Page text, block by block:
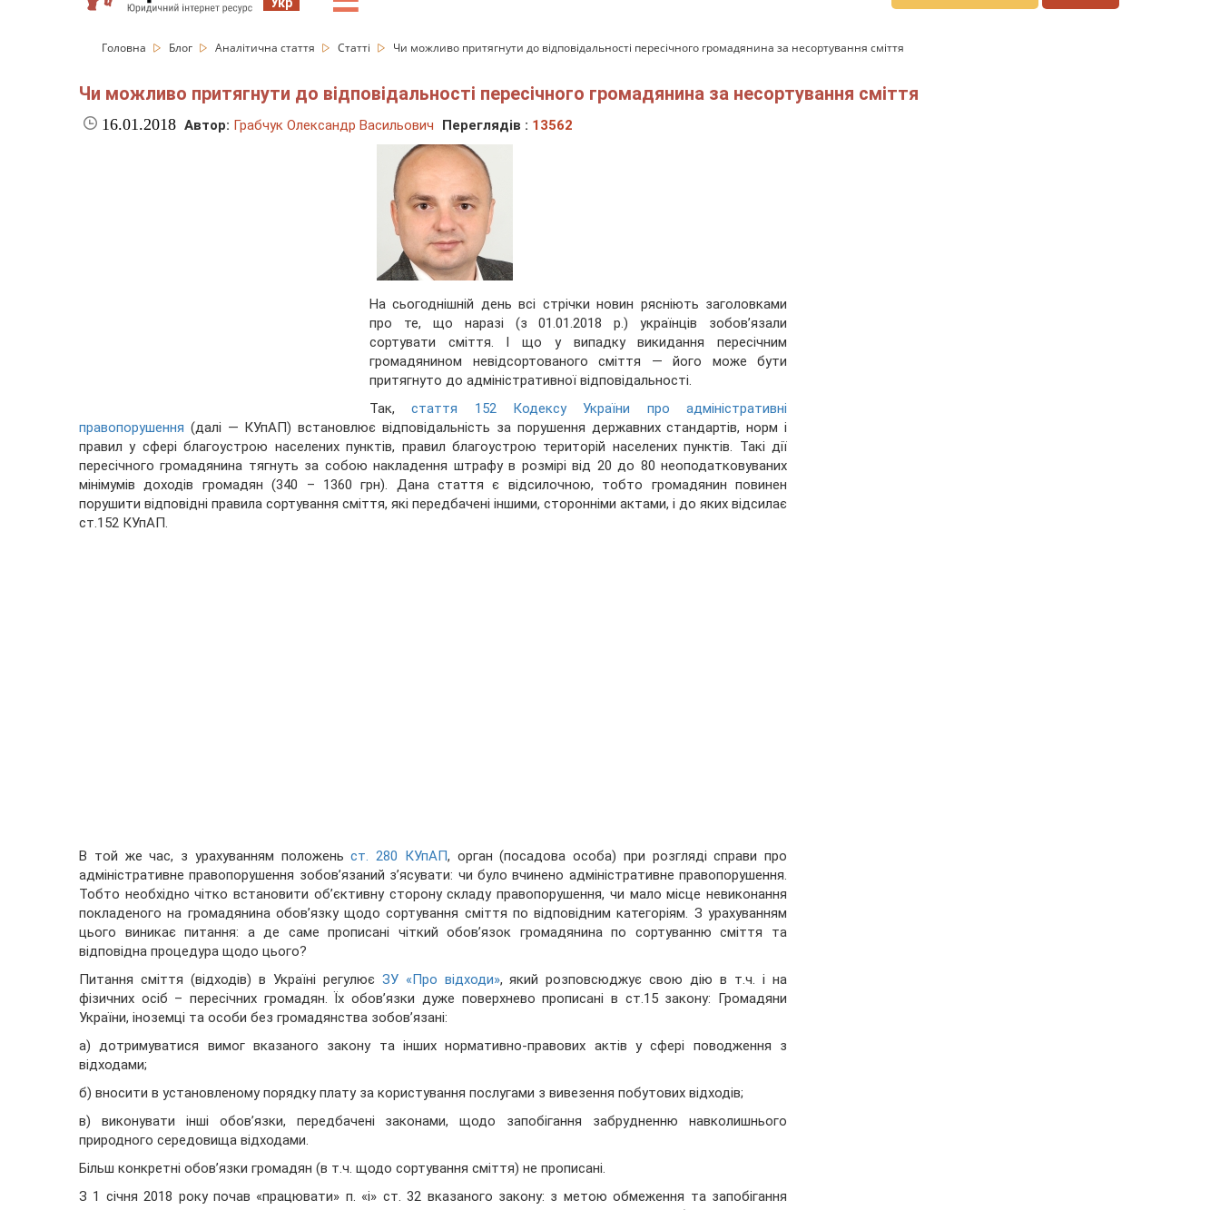
Головна Блог Аналітична стаття Статті Чи можливо притягнути до відповідальності пересічного громадянина за несортування сміття
Чи можливо притягнути до відповідальності пересічного громадянина за несортування сміття
16.01.2018 Автор: Грабчук Олександр Васильович Переглядів : 13562
На сьогоднішній день всі стрічки новин рясніють заголовками
про те, що наразі (з 01.01.2018 р.) українців зобов’язали
сортувати сміття. І що у випадку викидання пересічним
громадянином невідсортованого сміття — його може бути
притягнуто до адміністративної відповідальності.
Так,стаття 152 Кодексу України про адміністративні
правопорушення (далі — КУпАП) встановлює відповідальність за порушення державних стандартів, норм і
правил у сфері благоустрою населених пунктів, правил благоустрою територій населених пунктів. Такі дії
пересічного громадянина тягнуть за собою накладення штрафу в розмірі від 20 до 80 неоподатковуваних
мінімумів доходів громадян (340 – 1360 грн). Дана стаття є відсилочною, тобто громадянин повинен
порушити відповідні правила сортування сміття, які передбачені іншими, сторонніми актами, і до яких відсилає
ст.152 КУпАП.
В той же час, з урахуванням положеньст. 280 КУпАП, орган (посадова особа) при розгляді справи про
адміністративне правопорушення зобов’язаний з’ясувати: чи було вчинено адміністративне правопорушення.
Тобто необхідно чітко встановити об’єктивну сторону складу правопорушення, чи мало місце невиконання
покладеного на громадянина обов’язку щодо сортування сміття по відповідним категоріям. З урахуванням
цього виникає питання: а де саме прописані чіткий обов’язок громадянина по сортуванню сміття та
відповідна процедура щодо цього?
Питання сміття (відходів) в Україні регулює ЗУ «Про відходи», який розповсюджує свою дію в т.ч. і на
фізичних осіб – пересічних громадян. Їх обов’язки дуже поверхнево прописані в ст.15 закону: Громадяни
України, іноземці та особи без громадянства зобов’язані:
а) дотримуватися вимог вказаного закону та інших нормативно-правових актів у сфері поводження з
відходами;
б) вносити в установленому порядку плату за користування послугами з вивезення побутових відходів;
в) виконувати інші обов’язки, передбачені законами, щодо запобігання забрудненню навколишнього
природного середовища відходами.
Більш конкретні обов’язки громадян (в т.ч. щодо сортування сміття) не прописані.
З 1 січня 2018 року почав «працювати» п. «і» ст. 32 вказаного закону: з метою обмеження та запобігання